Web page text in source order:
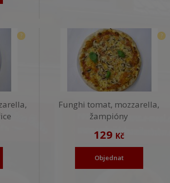
?
Funghi tomat, mozzarella,
žampióny
129 Kč
Objednat
?